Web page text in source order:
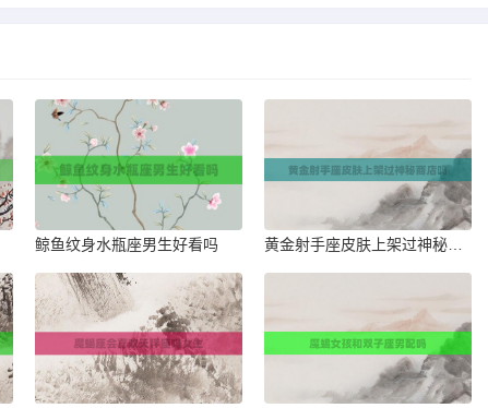
鲸鱼纹身水瓶座男生好看吗 黄金射手座皮肤上架过神秘商店吗